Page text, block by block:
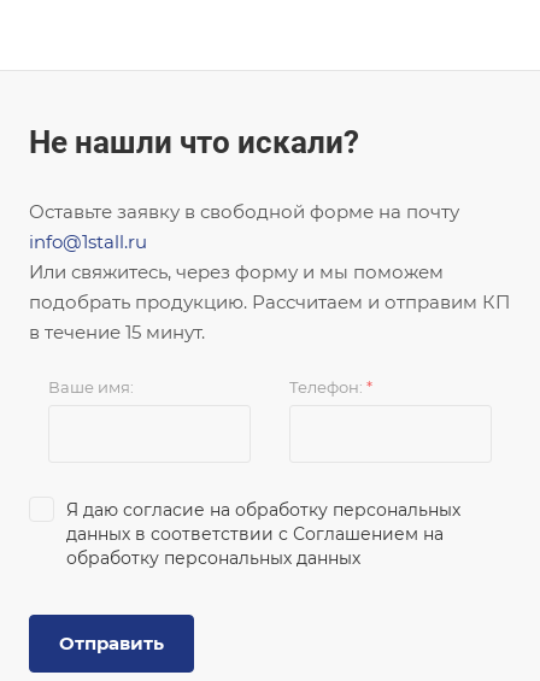
Не нашли что искали?
Оставьте заявку в свободной форме на почту
info@1stall.ru
Или свяжитесь, через форму и мы поможем
подобрать продукцию. Рассчитаем и отправим КП
в течение 15 минут.
Ваше имя: Телефон: *
Я даю согласие на обработку персональных
данных в соответствии с Соглашением на
обработку персональных данных
Отправить